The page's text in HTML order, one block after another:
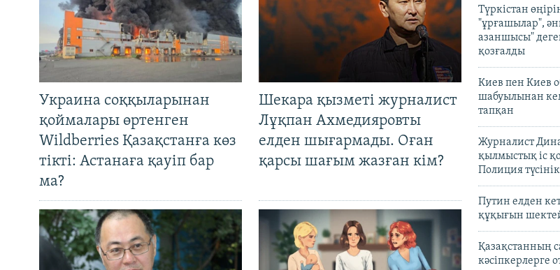
Украина соққыларынан
қоймалары өртенген
Wildberries Қазақстанға көз
тікті: Астанаға қауіп бар
ма?
Шекара қызметі журналист
Лұқпан Ахмедияровты
елден шығармады. Оған
қарсы шағым жазған кім?
Түркістан
"ұрғашылар",
азаншысы"
қозғалды
Киев пен Киев
шабуылынан
тапқан
Журналист
қылмыстық іс
Полиция
Путин елден
құқығын
Қазақстанның
кәсіпкерлерге